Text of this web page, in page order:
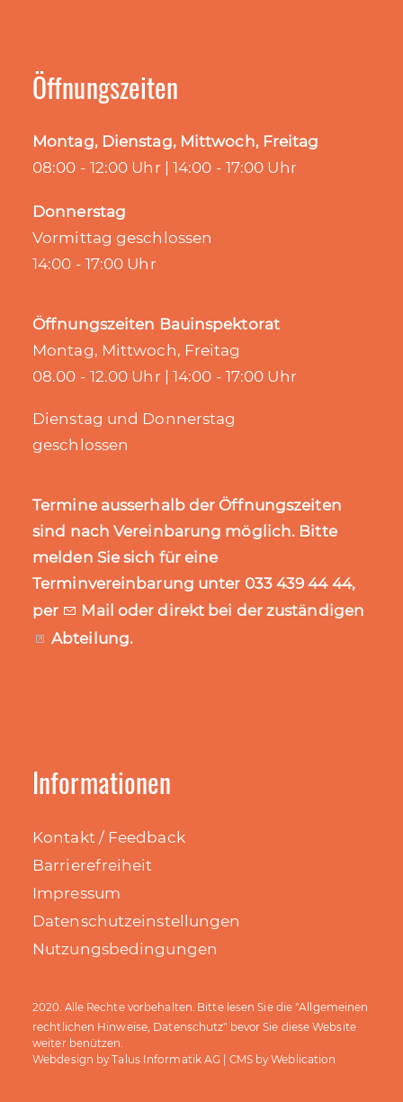
Öffnungszeiten
Montag, Dienstag, Mittwoch, Freitag
08:00 - 12:00 Uhr | 14:00 - 17:00 Uhr
Donnerstag
Vormittag geschlossen
14:00 - 17:00 Uhr
Öffnungszeiten Bauinspektorat
Montag, Mittwoch, Freitag
08.00 - 12.00 Uhr | 14:00 - 17:00 Uhr
Dienstag und Donnerstag
geschlossen
Termine ausserhalb der Öffnungszeiten
sind nach Vereinbarung möglich. Bitte
melden Sie sich für eine
Terminvereinbarung unter 033 439 44 44,
per
Mail oder direkt bei der zuständigen
Abteilung.
Informationen
Kontakt / Feedback
Barrierefreiheit
Impressum
Datenschutzeinstellungen
Nutzungsbedingungen
2020. Alle Rechte vorbehalten. Bitte lesen Sie die "Allgemeinen
rechtlichen Hinweise, Datenschutz" bevor Sie diese Website
weiter benützen.
Webdesign byTalus Informatik AG | CMS byWeblication